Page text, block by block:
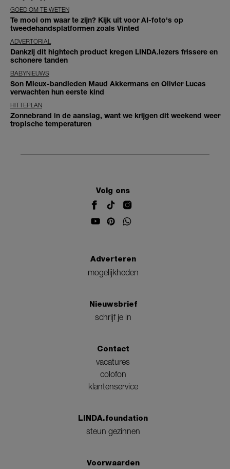
GOED OM TE WETEN
Te mooi om waar te zijn? Kijk uit voor AI-foto's op
tweedehandsplatformen zoals Vinted
ADVERTORIAL
Dankzij dit hightech product kregen LINDA.lezers frissere en
schonere tanden
BABYNIEUWS
Son Mieux-bandleden Maud Akkermans en Olivier Lucas
verwachten hun eerste kind
HITTEPLAN
Zonnebrand in de aanslag, want we krijgen dit weekend weer
tropische temperaturen
Volg ons
Adverteren
mogelijkheden
Nieuwsbrief
schrijf je in
Contact
vacatures
colofon
klantenservice
LINDA.foundation
steun gezinnen
Voorwaarden